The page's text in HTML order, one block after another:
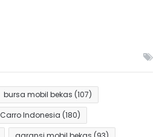
bursa mobil bekas (107)
Carro Indonesia (180)